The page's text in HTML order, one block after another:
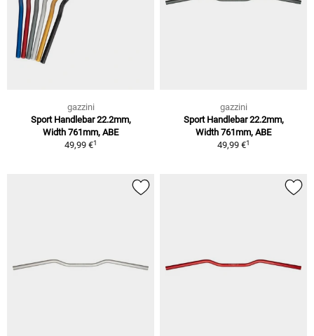
gazzini
Sport Handlebar 22.2mm,
Width 761mm, ABE
49,99 €1
gazzini
Sport Handlebar 22.2mm,
Width 761mm, ABE
49,99 €1